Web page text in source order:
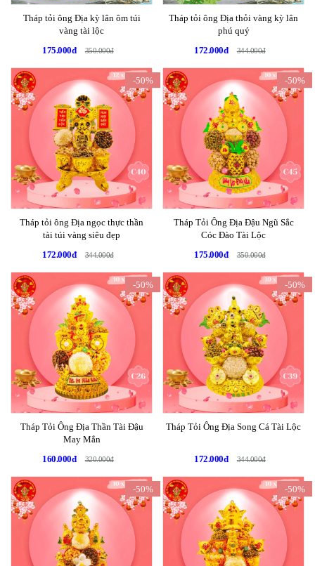
Tháp tỏi ông Địa kỳ lân ôm túi
vàng tài lộc
175.000đ
350.000đ
Tháp tỏi ông Địa thỏi vàng kỳ lân
phú quý
172.000đ
344.000đ
-50%
Tháp tỏi ông Địa ngọc thực thần
tài túi vàng siêu đẹp
172.000đ
344.000đ
-50%
Tháp Tỏi Ông Địa Đậu Ngũ Sắc
Cóc Đào Tài Lộc
175.000đ
350.000đ
-50%
Tháp Tỏi Ông Địa Thần Tài Đậu
May Mắn
160.000đ
320.000đ
-50%
Tháp Tỏi Ông Địa Song Cá Tài Lộc
172.000đ 344.000đ
-50% -50%